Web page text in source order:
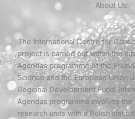
About Us:
The International Centre for
project is carried out within the
Agendas programme of the
Science and the European Union
Regional Development Fund.
Agendas programme involves
research units with a Polish